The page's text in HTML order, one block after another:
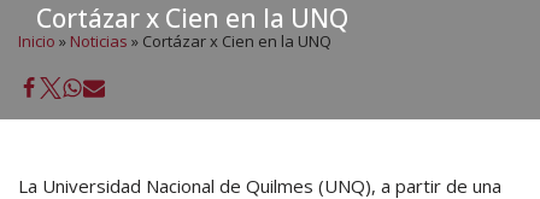
Cortázar x Cien en la UNQ
Inicio » Noticias » Cortázar x Cien en la UNQ
La Universidad Nacional de Quilmes (UNQ), a partir de una